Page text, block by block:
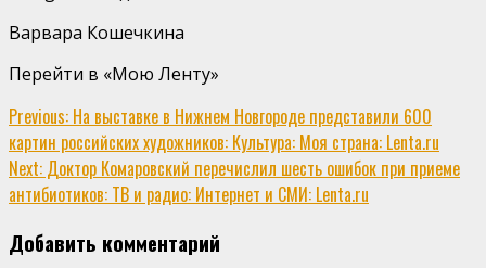
Варвара Кошечкина
Перейти в «Мою Ленту»
Continue
Reading
Previous: На выставке в Нижнем Новгороде представили 600
картин российских художников: Культура: Моя страна: Lenta.ru
Next: Доктор Комаровский перечислил шесть ошибок при приеме
антибиотиков: ТВ и радио: Интернет и СМИ: Lenta.ru
Добавить комментарий